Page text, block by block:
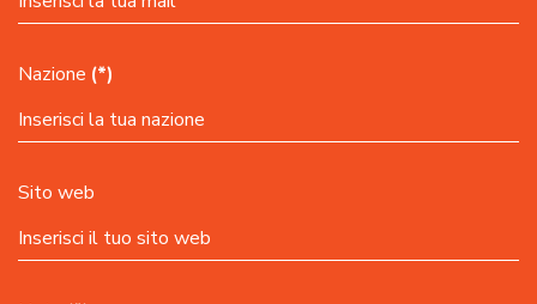
Nazione (*)
Sito web